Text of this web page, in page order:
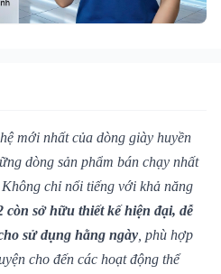
mới nhất của dòng giày huyền
dòng sản phẩm bán chạy nhất
chỉ nổi tiếng với khả năng
còn sở hữu thiết kế hiện đại, dễ
sử dụng hằng ngày , phù hợp
cho đến các hoạt động thể